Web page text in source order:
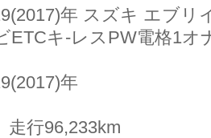
年 スズキ エブリ
ETCキ-レスPW電格1オ
年
走行96,233km